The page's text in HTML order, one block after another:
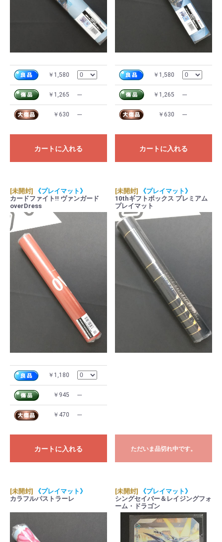
￥1,580
￥1,265 ---
￥630 ---
カートに入れる
￥1,580
￥1,265 ---
￥630 ---
カートに入れる
[未開封]
《プレイマット》
カードファイト!! ヴァンガード
overDress
￥1,180
￥945 ---
￥470 ---
カートに入れる
[未開封]
《プレイマット》
10thギフトボックス プレミアム
プレイマット
ただいま品切れ中です。
[未開封]
《プレイマット》
カラフルパストラーレ
[未開封]
《プレイマット》
シングセイバー＆レイジングフォ
ーム・ドラゴン